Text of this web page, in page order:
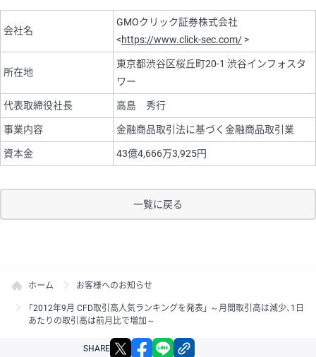
会社名
GMOクリック証券株式会社
<https://www.click-sec.com/ >
所在地
東京都渋谷区桜丘町20-1 渋谷インフォスタ
ワー
代表取締役社長 高島 秀行
事業内容 金融商品取引法に基づく金融商品取引業
資本金 43億4,666万3,925円
一覧に戻る
ホーム お客様へのお知らせ
「2012年9月 CFD取引高人気ランキングを発表」 ～月間取引高は減少、1日
あたりの取引高は前月比で増加～
SHARE X facebook